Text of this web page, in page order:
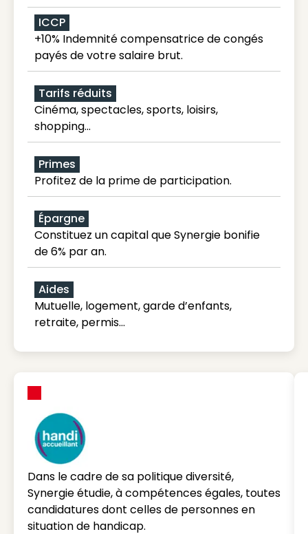
ICCP
+10% Indemnité compensatrice de congés
payés de votre salaire brut.
Tarifs réduits
Cinéma, spectacles, sports, loisirs,
shopping...
Primes
Profitez de la prime de participation.
Épargne
Constituez un capital que Synergie bonifie
de 6% par an.
Aides
Mutuelle, logement, garde d’enfants,
retraite, permis…
Dans le cadre de sa politique diversité,
Synergie étudie, à compétences égales, toutes
candidatures dont celles de personnes en
situation de handicap.